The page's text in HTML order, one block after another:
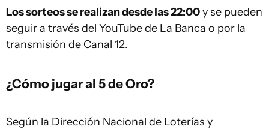
Los sorteos se realizan desde las 22:00y se pueden
seguir a través del YouTube de La Banca o por la
transmisión de Canal 12.
¿Cómo jugar al 5 de Oro?
Según la Dirección Nacional de Loterías y